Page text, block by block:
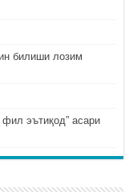
лозим
эътиқод” асари